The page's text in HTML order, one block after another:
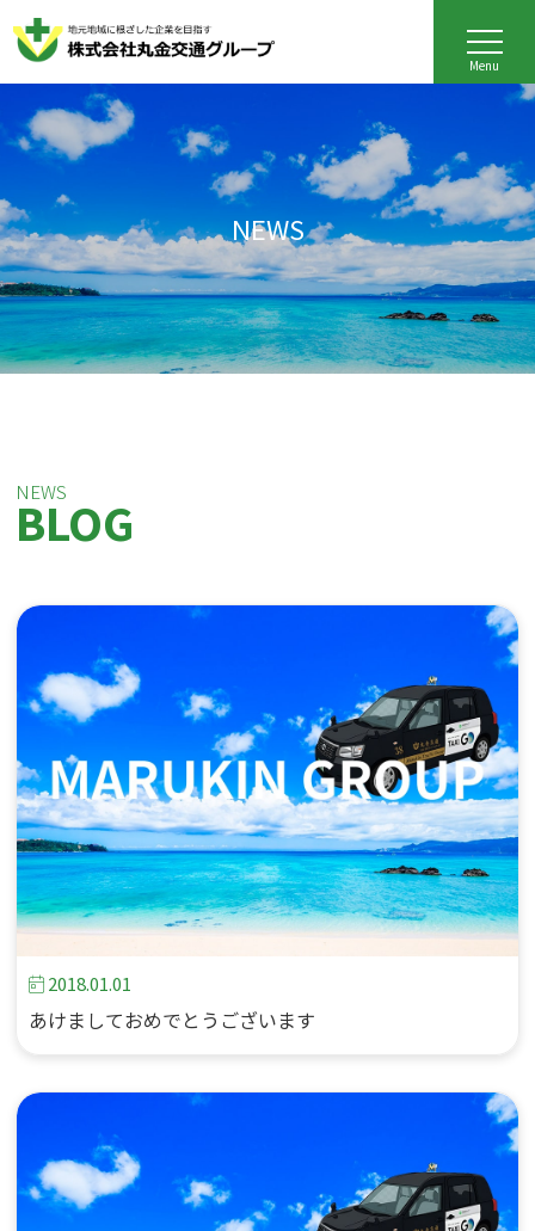
Menu
NEWS
NEWS
BLOG
2018.01.01
あけましておめでとうございます